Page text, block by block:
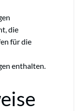
die
für die
enthalten.